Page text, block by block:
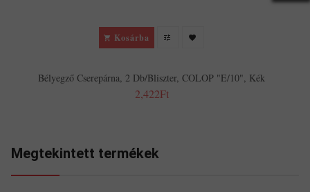
Kosárba
Bélyegző Cserepárna, 2 Db/bliszter, COLOP "E/10", Kék
2,422Ft
Megtekintett termékek